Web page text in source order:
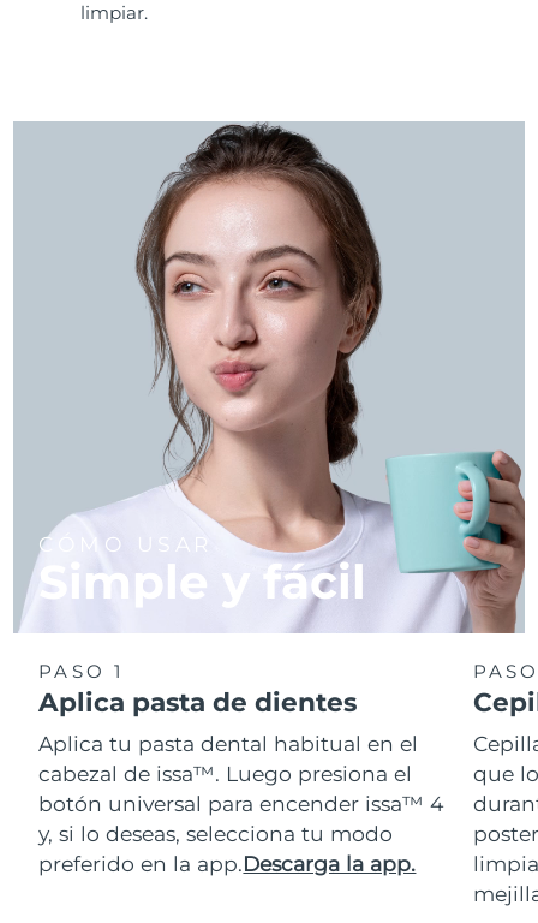
limpiar.
CÓMO USAR
Simple y fácil
PASO 1
Aplica pasta de dientes
Aplica tu pasta dental habitual en el
cabezal de issa™. Luego presiona el
botón universal para encender issa™ 4
y, si lo deseas, selecciona tu modo
preferido en la app.Descarga la app.
que